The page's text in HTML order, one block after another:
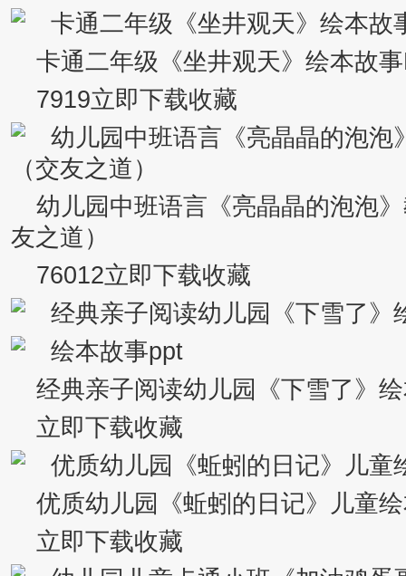
卡通二年级《坐井观天》绘本故
7919立即下载收藏
幼儿园中班语言《亮晶晶的泡泡
友之道）
76012立即下载收藏
经典亲子阅读幼儿园《下雪了》
立即下载收藏
优质幼儿园《蚯蚓的日记》儿童
立即下载收藏